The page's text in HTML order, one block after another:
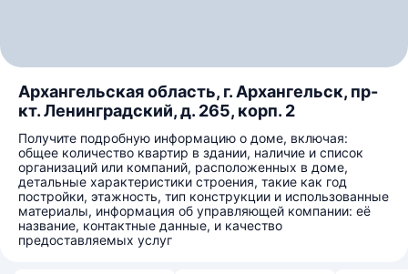
Архангельская область, г. Архангельск, пр-
кт. Ленинградский, д. 265, корп. 2
Получите подробную информацию о доме, включая:
общее количество квартир в здании, наличие и список
организаций или компаний, расположенных в доме,
детальные характеристики строения, такие как год
постройки, этажность, тип конструкции и использованные
материалы, информация об управляющей компании: её
название, контактные данные, и качество
предоставляемых услуг